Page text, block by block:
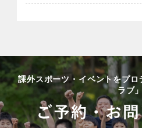
課外スポーツ・イベントをプ
ラブ」